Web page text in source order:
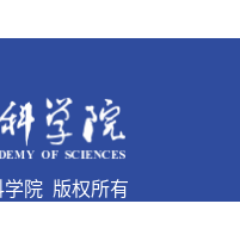
院 版权所有